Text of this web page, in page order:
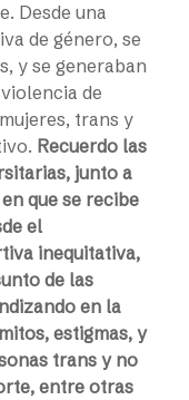
Desde una
de género, se
y se generaban
de
trans y
Recuerdo las
junto a
que se recibe
el
inequitativa,
de las
en la
estigmas, y
trans y no
entre otras